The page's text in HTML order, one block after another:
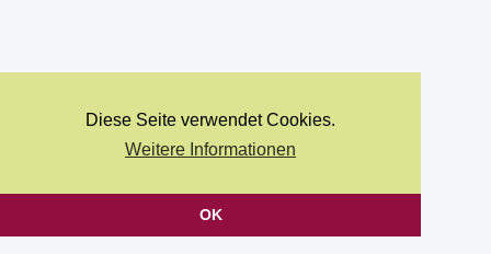
Diese Seite verwendet Cookies.
Weitere Informationen
OK